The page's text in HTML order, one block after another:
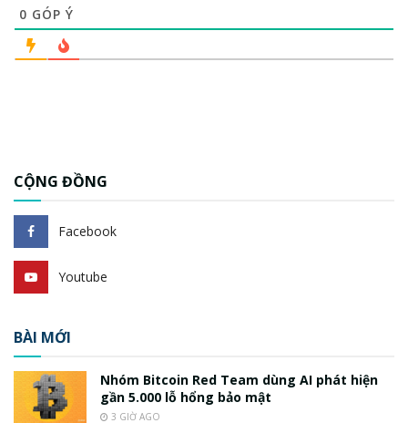
0 GÓP Ý
CỘNG ĐỒNG
Facebook
Youtube
BÀI MỚI
Nhóm Bitcoin Red Team dùng AI phát hiện
gần 5.000 lỗ hổng bảo mật
3 GIỜ AGO